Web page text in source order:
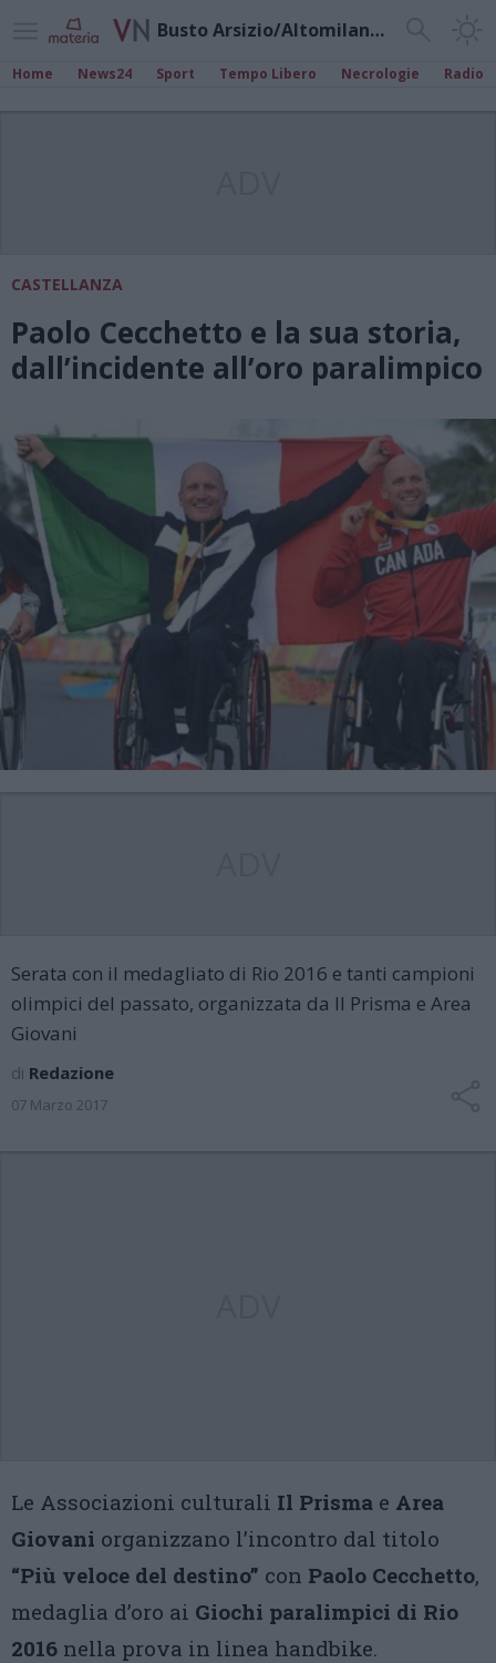
Busto Arsizio/Altomilanese
Home News24 Sport Tempo Libero Necrologie Radio
CASTELLANZA
Paolo Cecchetto e la sua storia,
dall’incidente all’oro paralimpico
Serata con il medagliato di Rio 2016 e tanti campioni
olimpici del passato, organizzata da Il Prisma e Area
Giovani
di Redazione
07 Marzo 2017
Le Associazioni culturali Il Prisma e Area
Giovani organizzano l’incontro dal titolo
“Più veloce del destino” con Paolo Cecchetto,
medaglia d’oro ai Giochi paralimpici di Rio
2016 nella prova in linea handbike.